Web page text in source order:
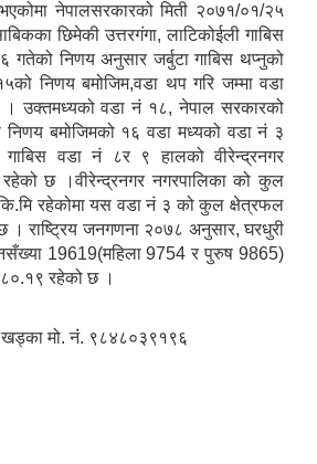
नेपालसरकारको मिती २०७१/०१/२५
छिमेकी उत्तरगंगा, लाटिकोईली गाबिस
गतेको निणय अनुसार जर्बुटा गाबिस थप्नुको
निणय बमोजिम,वडा थप गरि जम्मा वडा
उक्तमध्यको वडा नं १८, नेपाल सरकारको
बमोजिमको १६ वडा मध्यको वडा नं ३
गाबिस वडा नं ८र ९ हालको वीरेन्द्रनगर
छ ।वीरेन्द्रनगर नगरपालिका को कुल
रहेकोमा यस वडा नं ३ को कुल क्षेत्रफल
। राष्ट्रिय जनगणना २०७८ अनुसार, घरधुरी
19619(महिला 9754 र पुरुष 9865)
रहेको छ ।
खड्का मो. नंं. ९८४८०३९१९६